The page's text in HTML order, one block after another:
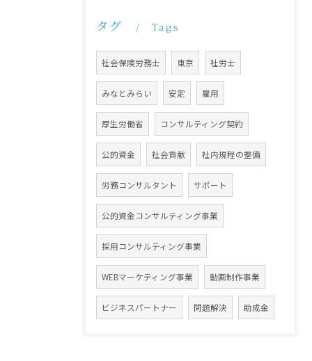
タグ Tags
社会保険労務士 東京 社労士
みなとみらい 安定 雇用
厚生労働省 コンサルティング契約
公的資金 社会貢献 社内規程の整備
労務コンサルタント サポート
公的資金コンサルティング事業
採用コンサルティング事業
WEBマーケティング事業 動画制作事業
ビジネスパートナー 問題解決 助成金